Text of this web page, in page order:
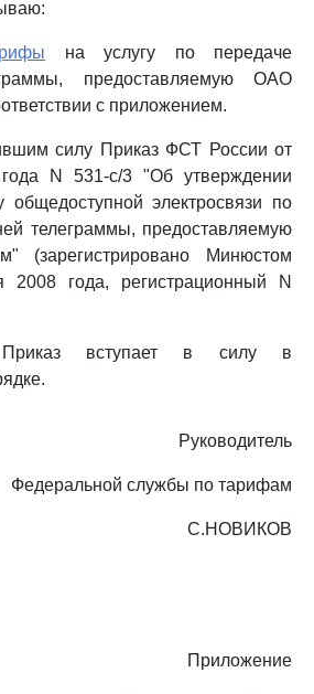
на услугу по передаче
предоставляемую ОАО
с приложением.
силу Приказ ФСТ России от
N 531-с/3 "Об утверждении
общедоступной электросвязи по
телеграммы, предоставляемую
(зарегистрировано Минюстом
2008 года, регистрационный N
вступает в силу в
Руководитель
Федеральной службы по тарифам
С.НОВИКОВ
Приложение